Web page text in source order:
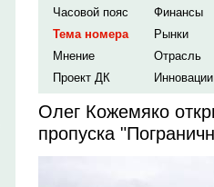
Часовой пояс
Финансы
Тема номера
Рынки
Мнение
Отрасль
Проект ДК
Инновации
Олег Кожемяко
пропуска